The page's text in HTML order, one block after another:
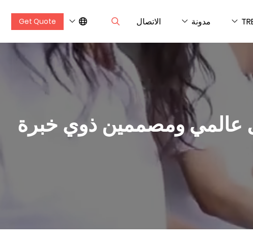
Get Quote مدونة الاتصال
عالمي ومصممين ذوي خبرة